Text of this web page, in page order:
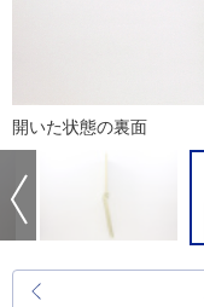
開いた状態の裏面